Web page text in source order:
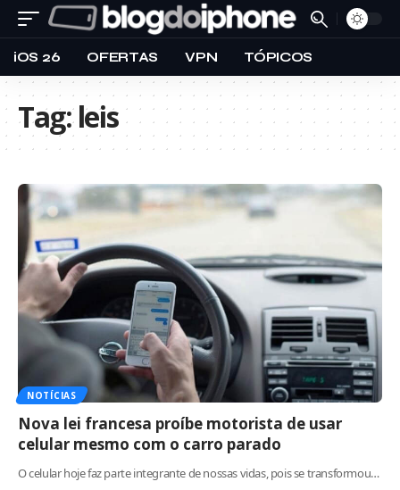
iOS 26 OFERTAS VPN TÓPICOS
Tag:leis
NOTÍCIAS
Nova lei francesa proíbe motorista de usar
celular mesmo com o carro parado
O celular hoje faz parte integrante de nossas vidas, pois se transformou…